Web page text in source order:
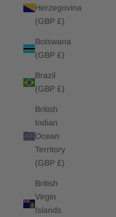
Herzegovina
(GBP £)
Botswana
(GBP £)
Brazil
(GBP £)
British
Indian
Ocean
Territory
(GBP £)
British
Virgin
Islands